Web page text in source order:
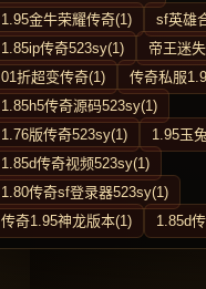
1.95金牛荣耀传奇(1)
sf英雄
1.85ip传奇523sy(1)
帝王迷
01折超变传奇(1)
传奇私服
1.85h5传奇源码523sy(1)
1.76版传奇523sy(1)
1.95玉
1.85d传奇视频523sy(1)
1.80传奇sf登录器523sy(1)
传奇1.95神龙版本(1)
1.85d